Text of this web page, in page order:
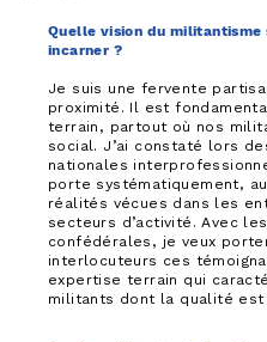
Quelle vision du
incarner ?
Je suis une fervente
proximité. Il est
terrain, partout où nos
social. J’ai constaté lors
nationales
porte systématiquement,
réalités vécues dans les
secteurs d’activité. Avec
confédérales, je veux
interlocuteurs ces
expertise terrain qui
militants dont la qualité est